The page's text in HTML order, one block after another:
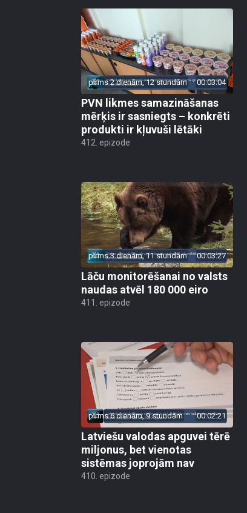
pirms 2 dienām, 12 stundām 00:03:04
PVN likmes samazināšanas
mērķis ir sasniegts – konkrēti
produkti ir kļuvuši lētāki
412. epizode
pirms 3 dienām, 11 stundām 00:03:27
Lāču monitorēšanai no valsts
naudas atvēl 180 000 eiro
411. epizode
pirms 6 dienām, 9 stundām 00:02:21
Latviešu valodas apguvei tērē
miljonus, bet vienotas
sistēmas joprojām nav
410. epizode